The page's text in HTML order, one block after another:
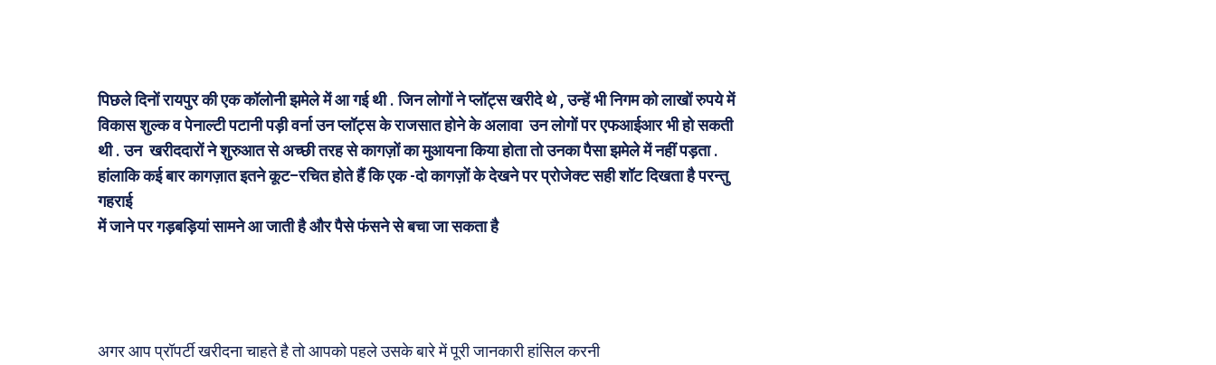
पिछले दिनों रायपुर की एक कॉलोनी झमेले में आ गई थी . जिन लोगों ने प्लॉट्स खरीदे थे , उन्हें भी निगम को लाखों रुपये में
विकास शुल्क व पेनाल्टी पटानी पड़ी वर्ना उन प्लॉट्स के राजसात होने के अलावा उन लोगों पर एफआईआर भी हो सकती
थी . उन खरीददारों ने शुरुआत से अच्छी तरह से कागज़ों का मुआयना किया होता तो उनका पैसा झमेले में नहीं पड़ता .
हांलाकि कई बार कागज़ात इतने कूट–रचित होते हैं कि एक -दो कागज़ों के देखने पर प्रोजेक्ट सही शॉट दिखता है परन्तु
गहराई
में जाने पर गड़बड़ियां सामने आ जाती है और पैसे फंसने से बचा जा सकता है
अगर आप प्रॉपर्टी खरीदना चाहते है तो आपको पहले उसके बारे में पूरी जानकारी हांसिल करनी